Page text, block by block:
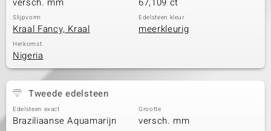
Slijpvorm
Kraal Fancy, Kraal
Edelsteen kleur
meerkleurig
Herkomst
Nigeria
Tweede edelsteen
Edelsteen exact
Braziliaanse Aquamarijn
Grootte
versch. mm